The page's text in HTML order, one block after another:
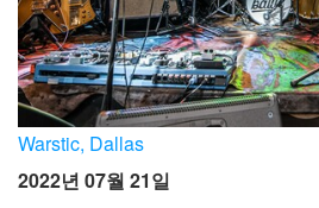
Warstic, Dallas
2022년 07월 21일